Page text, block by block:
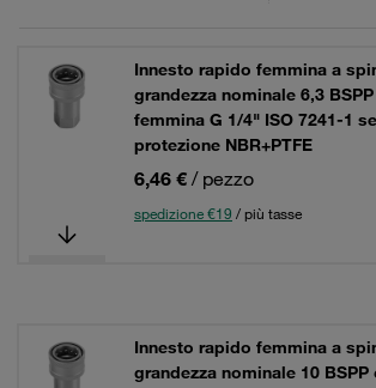
Innesto rapido femmina a
grandezza nominale 6,3
femmina G 1/4" ISO 7241-1
protezione NBR+PTFE
6,46 € / pezzo
spedizione €19 / più tasse
Innesto rapido femmina a
grandezza nominale 10